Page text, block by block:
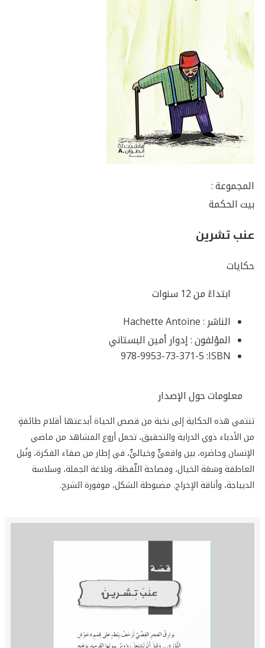
المجموعة :
بيت الحكمة
عنب تشرين
حكايات
ابتداءً من 12 سنوات
الناشر : Hachette Antoine
المؤلفون : إدوار أمين البستاني
ISBN:
978-9953-73-371-5
معلومات حول الإصدار
تنتمي هذه الحكاية إلى نخبة من قصص الحياة أبدعتها أقلام طائفةٍ
من الأدباء ذوي الدراية والتحقيق، تحمل أروع المشاهد من ماضي
الإنسان وحاضره، بين واقعيٍّ وخياليٍّ، في إطار من صفاء الفكرة، ونُبل
العاطفة وسَعَة الخيال، وفصاحة اللّفظة، وبلاغة الجملة، وسلاسة
الديباجة، وأناقة الإخراج. مضبوطة الشكل، موفورة الشرح.